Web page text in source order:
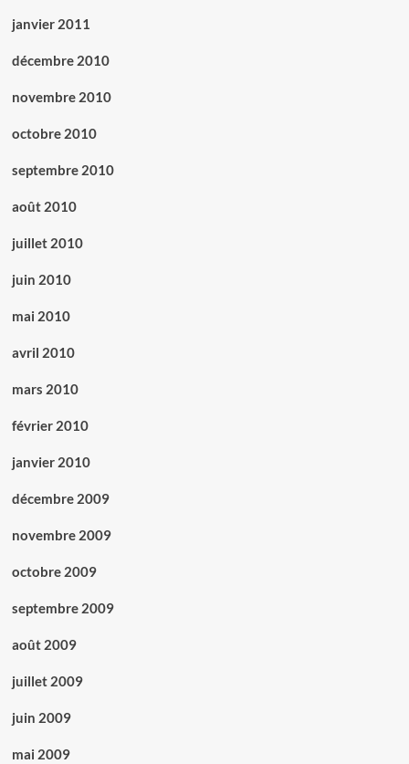
janvier 2011
décembre 2010
novembre 2010
octobre 2010
septembre 2010
août 2010
juillet 2010
juin 2010
mai 2010
avril 2010
mars 2010
février 2010
janvier 2010
décembre 2009
novembre 2009
octobre 2009
septembre 2009
août 2009
juillet 2009
juin 2009
mai 2009